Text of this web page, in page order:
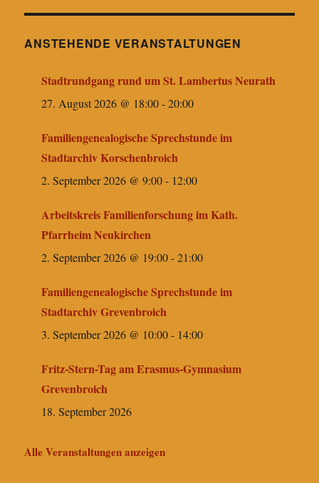
ANSTEHENDE VERANSTALTUNGEN
Stadtrundgang rund um St. Lambertus Neurath
27. August 2026 @ 18:00-20:00
Familiengenealogische Sprechstunde im
Stadtarchiv Korschenbroich
2. September 2026 @ 9:00- 12:00
Arbeitskreis Familienforschung im Kath.
Pfarrheim Neukirchen
2. September 2026 @ 19:00-21:00
Familiengenealogische Sprechstunde im
Stadtarchiv Grevenbroich
3. September 2026 @ 10:00- 14:00
Fritz-Stern-Tag am Erasmus-Gymnasium
Grevenbroich
18. September 2026
Alle Veranstaltungen anzeigen